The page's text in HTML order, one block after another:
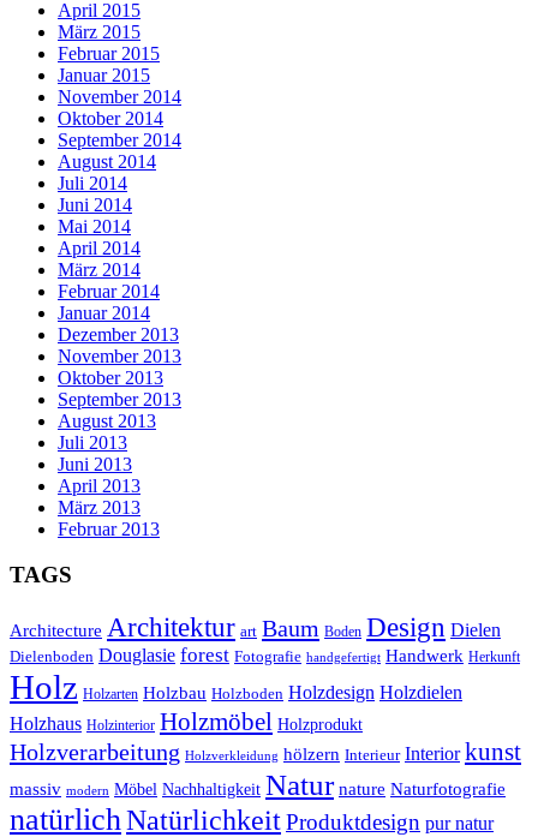
April 2015
März 2015
Februar 2015
Januar 2015
November 2014
Oktober 2014
September 2014
August 2014
Juli 2014
Juni 2014
Mai 2014
April 2014
März 2014
Februar 2014
Januar 2014
Dezember 2013
November 2013
Oktober 2013
September 2013
August 2013
Juli 2013
Juni 2013
April 2013
März 2013
Februar 2013
TAGS
Architecture Architektur art Baum Boden Design Dielen
Dielenboden Douglasie forest Fotografie handgefertigt Handwerk Herkunft
Holz Holzarten Holzbau Holzboden Holzdesign Holzdielen
Holzhaus Holzinterior Holzmöbel Holzprodukt
Holzverarbeitung Holzverkleidung hölzern Interieur Interior kunst
massiv modern Möbel Nachhaltigkeit Natur nature Naturfotografie
natürlichNatürlichkeitProduktdesign pur natur